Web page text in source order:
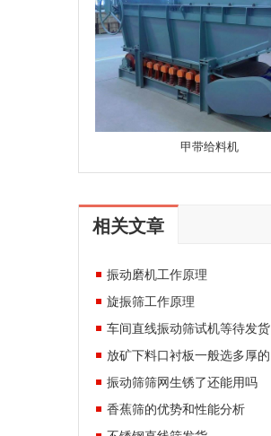
甲带给料机
相关文章
振动磨机工作原理
旋振筛工作原理
车间直线振动筛试机等待发货
放矿下料口衬板一般选多厚的
振动筛筛网生锈了还能用吗
香蕉筛的优势和性能分析